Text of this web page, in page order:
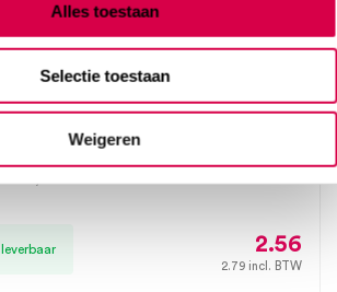
Alles toestaan
Selectie toestaan
Weigeren
7.5cm x 7.5cm, 8 laags,
2.56
2.79 incl. BTW